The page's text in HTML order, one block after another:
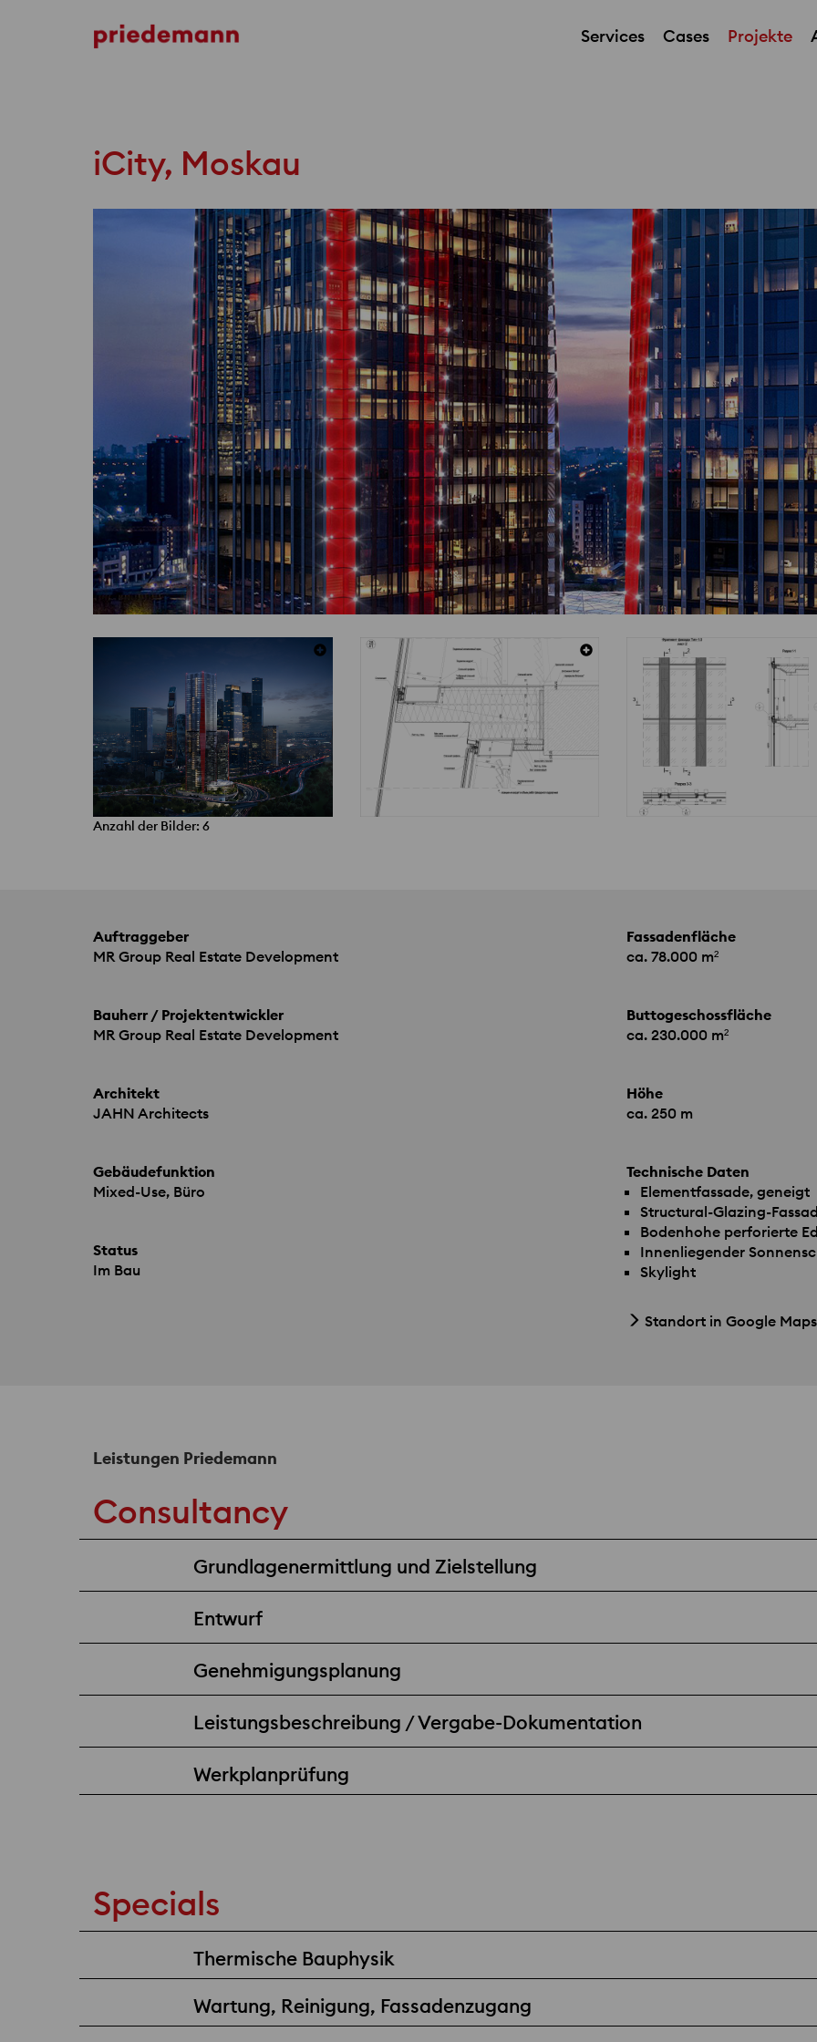
Services Cases Projekte
ICD Broofield Place
iCity, Moskau
Anzahl der Bilder: 6
Auftraggeber
MR Group Real Estate Development
Bauherr / Projektentwickler
MR Group Real Estate Development
Architekt
JAHN Architects
Gebäudefunktion
Mixed-Use, Büro
Status
Im Bau
Fassadenfläche
ca. 78.000 m²
Buttogeschossfläche
ca. 230.000 m²
Höhe
ca. 250 m
Technische Daten
Elementfassade, geneigt
Structural-Glazing-
Bodenhohe perforierte
Innenliegender
Skylight
Standort in Google
Leistungen Priedemann
Consultancy
Grundlagenermittlung und Zielstellung
Entwurf
Genehmigungsplanung
Leistungsbeschreibung / Vergabe-Dokumentation
Werkplanprüfung
Specials
Thermische Bauphysik
Wartung, Reinigung, Fassadenzugang